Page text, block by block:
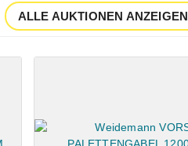
ALLE AUKTIONEN ANZEIGEN